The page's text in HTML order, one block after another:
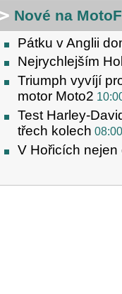
Nové na
Pátku v Anglii
Nejrychlejším
Triumph vyvíjí
motor Moto2
Test Harley-
třech kolech 08:00
V Hořicích nejen